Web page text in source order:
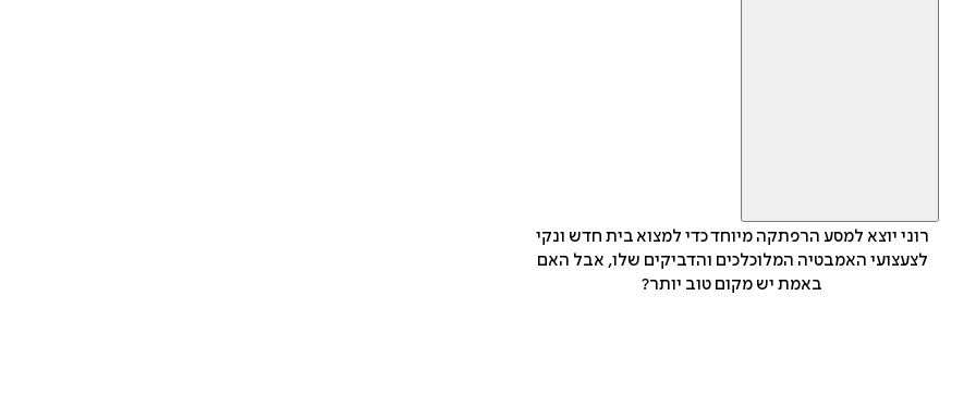
רוני יוצא למסע הרפתקה מיוחד כדי למצוא בית חדש ונקי
לצעצועי האמבטיה המלוכלכים והדביקים שלו, אבל האם
באמת יש מקום טוב יותר?